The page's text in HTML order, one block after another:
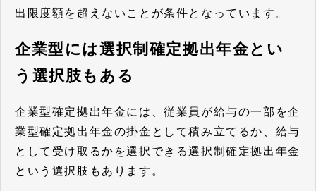
出限度額を超えないことが条件となっています。
企業型には選択制確定拠出年金とい
う選択肢もある
企業型確定拠出年金には、従業員が給与の一部を企
業型確定拠出年金の掛金として積み立てるか、給与
として受け取るかを選択できる選択制確定拠出年金
という選択肢もあります。